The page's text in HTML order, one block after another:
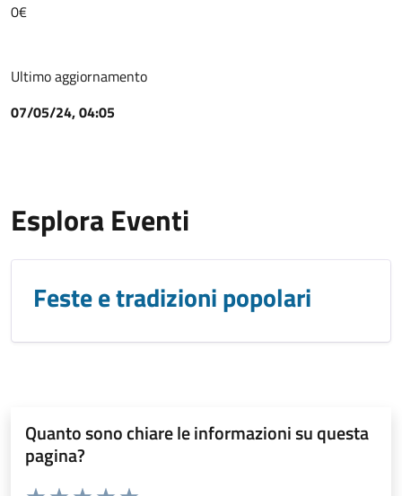
0€
Ultimo aggiornamento
07/05/24, 04:05
Esplora Eventi
Feste e tradizioni popolari
Quanto sono chiare le informazioni su questa
pagina?
Valuta da 1 a 5 stelle la pagina